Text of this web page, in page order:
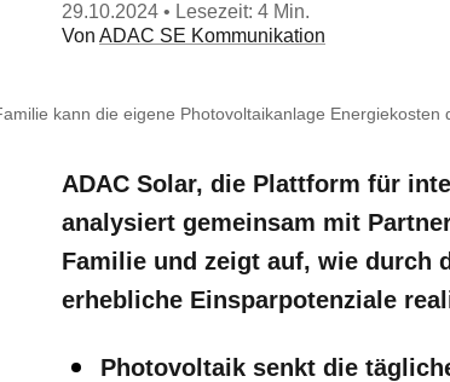
29.10.2024 • Lesezeit: 4 Min.
Von ADAC SE Kommunikation
kann die eigene Photovoltaikanlage Energiekosten
ADAC Solar, die Plattform für
analysiert gemeinsam mit
Familie und zeigt auf, wie durch
erhebliche Einsparpotenziale
Photovoltaik senkt die